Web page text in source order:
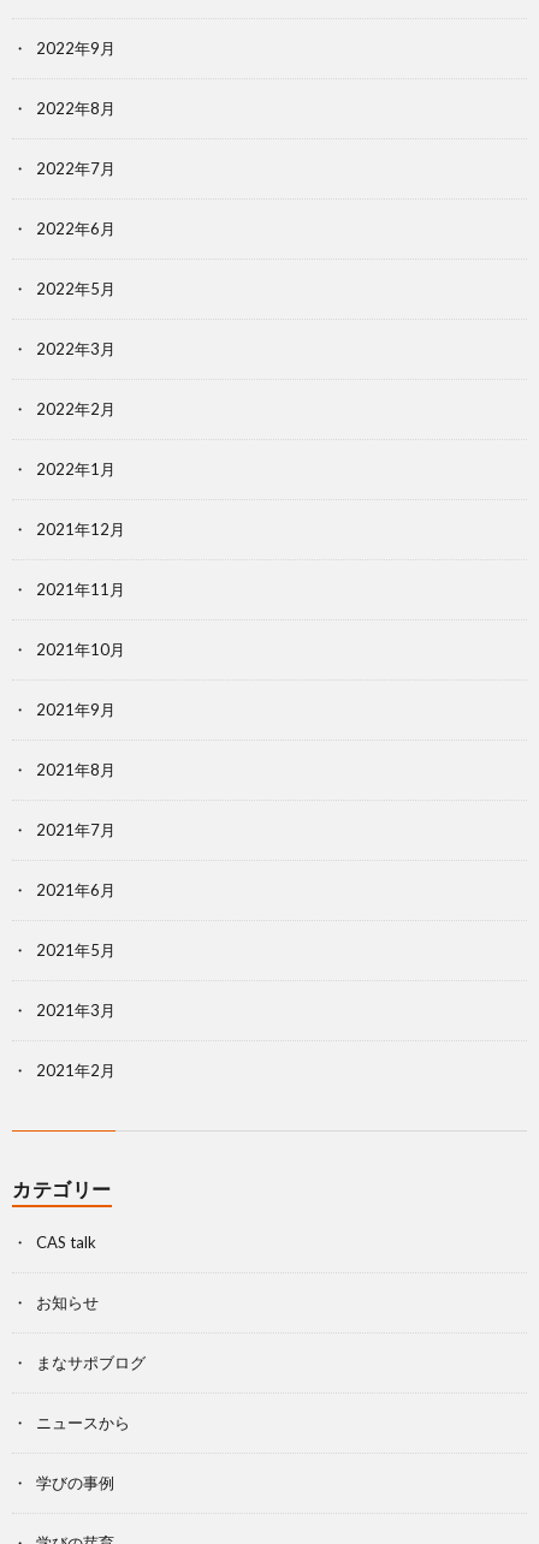
2022年9月
2022年8月
2022年7月
2022年6月
2022年5月
2022年3月
2022年2月
2022年1月
2021年12月
2021年11月
2021年10月
2021年9月
2021年8月
2021年7月
2021年6月
2021年5月
2021年3月
2021年2月
カテゴリー
CAS talk
お知らせ
まなサポブログ
ニュースから
学びの事例